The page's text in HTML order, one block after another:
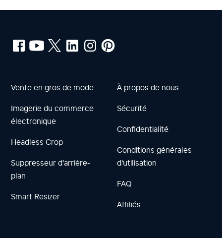
Vente en gros de mode
Imagerie du commerce
électronique
Headless Crop
Suppresseur d'arrière-
plan
Smart Resizer
À propos de nous
Sécurité
Confidentialité
Conditions générales
d'utilisation
FAQ
Affiliés